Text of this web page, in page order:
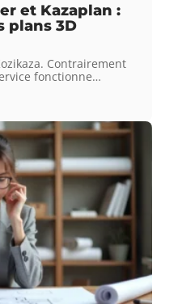
et Kazaplan :
plans 3D
Contrairement
fonctionne…